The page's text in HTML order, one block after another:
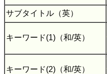
サブタイトル（英）
キーワード(1)（和/英）
キーワード(2)（和/英）